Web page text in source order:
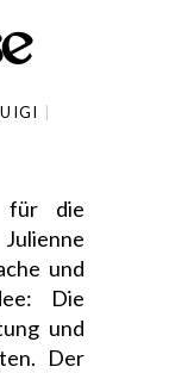
die
und
Die
und
Der